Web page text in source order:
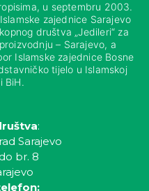
u septembru 2003.
zajednice Sarajevo
društva „Jedileri“ za
– Sarajevo, a
Islamske zajednice Bosne
tijelo u Islamskoj
BiH.
:
Sarajevo
br. 8